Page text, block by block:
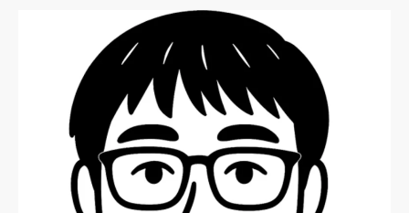
企業情報
お知らせ
採用情報